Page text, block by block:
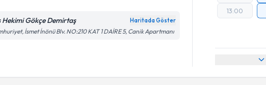
Hekimi Gökçe Demirtaş Haritada Göster
İsmet İnönü Blv. NO:210 KAT 1 DAİRE 5, Canik Apartmanı
13:00